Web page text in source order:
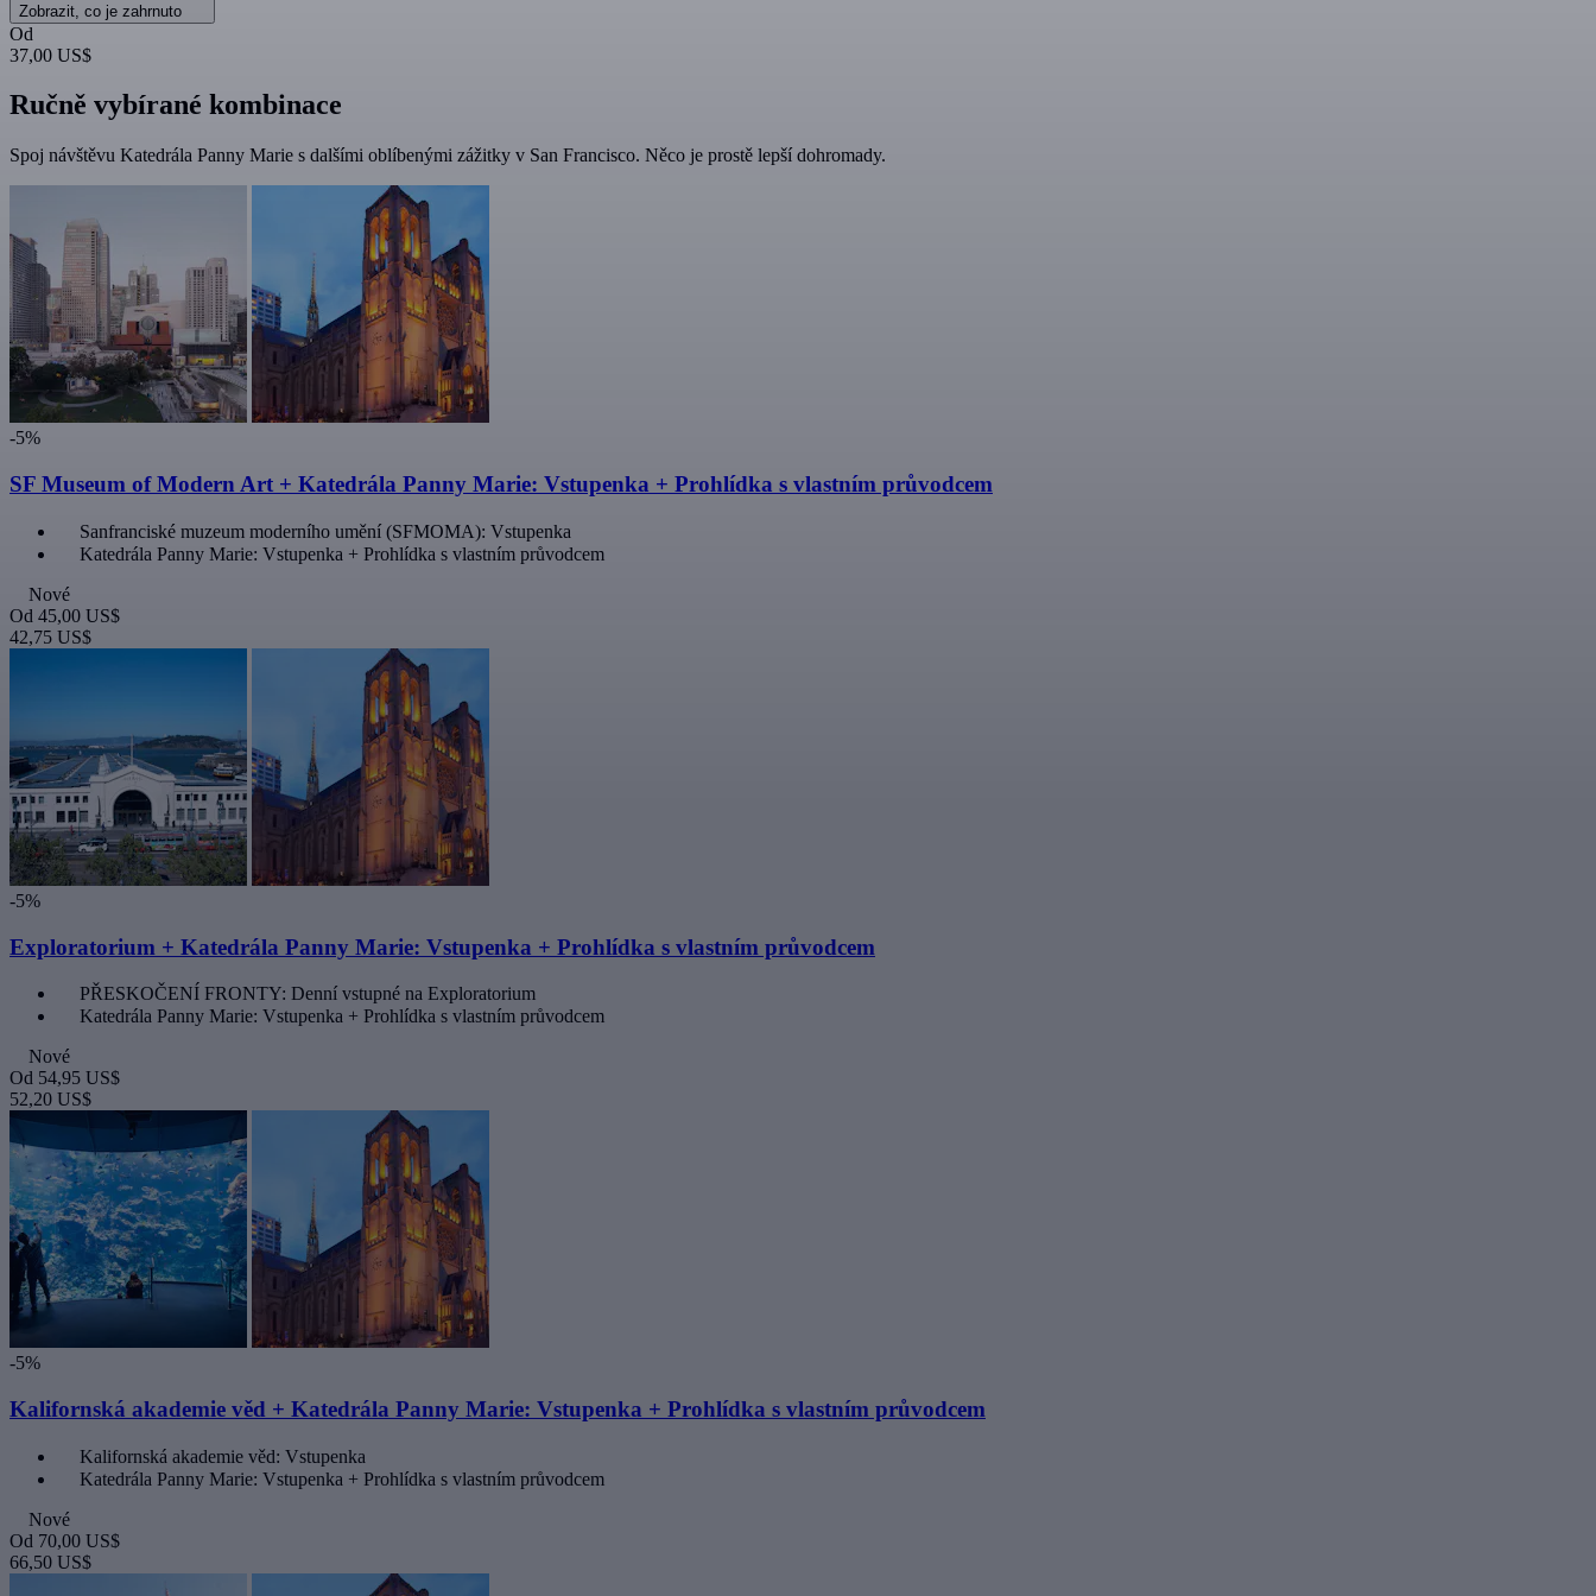
Zobrazit, co je zahrnuto
Od
37,00 US$
Ručně vybírané kombinace
Spoj návštěvu Katedrála Panny Marie s dalšími oblíbenými zážitky v San Francisco. Něco je prostě lepší dohromady.
-5%
SF Museum of Modern Art + Katedrála Panny Marie: Vstupenka + Prohlídka s vlastním průvodcem
Sanfranciské muzeum moderního umění (SFMOMA): Vstupenka
Katedrála Panny Marie: Vstupenka + Prohlídka s vlastním průvodcem
Nové
Od 45,00 US$
42,75 US$
-5%
Exploratorium + Katedrála Panny Marie: Vstupenka + Prohlídka s vlastním průvodcem
PŘESKOČENÍ FRONTY: Denní vstupné na Exploratorium
Katedrála Panny Marie: Vstupenka + Prohlídka s vlastním průvodcem
Nové
Od 54,95 US$
52,20 US$
-5%
Kalifornská akademie věd + Katedrála Panny Marie: Vstupenka + Prohlídka s vlastním průvodcem
Kalifornská akademie věd: Vstupenka
Katedrála Panny Marie: Vstupenka + Prohlídka s vlastním průvodcem
Nové
Od 70,00 US$
66,50 US$